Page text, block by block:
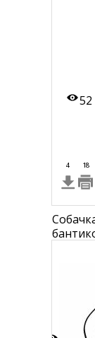
"ЕЕ",
52
4 18